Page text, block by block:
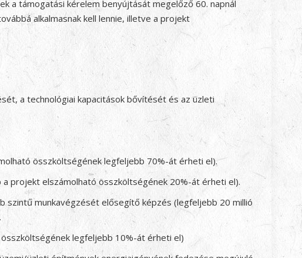
a támogatási kérelem benyújtását megelőző 60. napnál
alkalmasnak kell lennie, illetve a projekt
a technológiai kapacitások bővítését és az üzleti
összköltségének legfeljebb 70%-át érheti el).
projekt elszámolható összköltségének 20%-át érheti el).
szintű munkavégzését elősegítő képzés (legfeljebb 20 millió
legfeljebb 10%-át érheti el)